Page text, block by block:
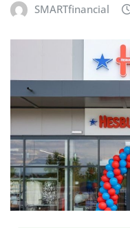
SMARTfinancial